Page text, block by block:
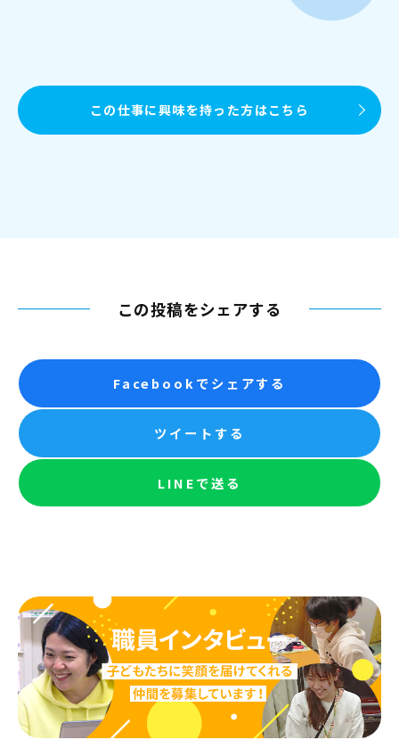
この仕事に興味を持った方はこちら
この投稿をシェアする
Facebookでシェアする
ツイートする
LINEで送る